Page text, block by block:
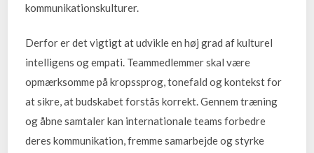
kommunikationskulturer.
Derfor er det vigtigt at udvikle en høj grad af kulturel
intelligens og empati. Teammedlemmer skal være
opmærksomme på kropssprog, tonefald og kontekst for
at sikre, at budskabet forstås korrekt. Gennem træning
og åbne samtaler kan internationale teams forbedre
deres kommunikation, fremme samarbejde og styrke